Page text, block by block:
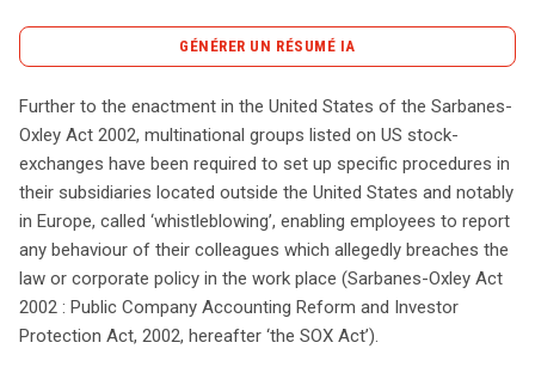
GÉNÉRER UN RÉSUMÉ IA
L’adoption de la loi Sarbanes-Oxley en 2002 aux États-
Unis a obligé les entreprises multinationales cotées en
bourse à mettre en place des systèmes de signalement,
ou « whistleblowing », dans leurs filiales, y compris en
Europe. Cependant, ces systèmes doivent respecter les
réglementations strictes de l’UE concernant la protection
des données personnelles, notamment la Directive
95/46/CE. Sans l’autorisation adéquate, ces entreprises
Further to the enactment in the United States of the Sarbanes-
Oxley Act 2002, multinational groups listed on US stock-
exchanges have been required to set up specific procedures in
their subsidiaries located outside the United States and notably
in Europe, called ‘whistleblowing’, enabling employees to report
any behaviour of their colleagues which allegedly breaches the
law or corporate policy in the work place (Sarbanes-Oxley Act
2002 : Public Company Accounting Reform and Investor
Protection Act, 2002, hereafter ‘the SOX Act’).